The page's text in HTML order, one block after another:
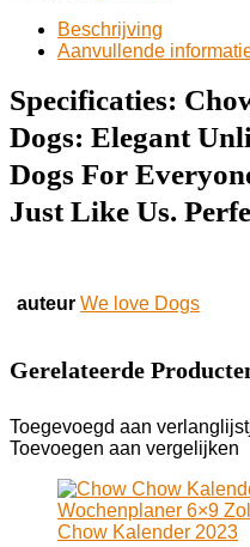
Beschrijving
Aanvullende
Specificaties:
Dogs: Elegant
Dogs For
Just Like Us.
auteur We love Dogs
Gerelateerde
Toegevoegd aan
Toevoegen aan vergelijken